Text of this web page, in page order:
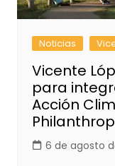
Noticias
Vicente
para
Acción
6 de agosto